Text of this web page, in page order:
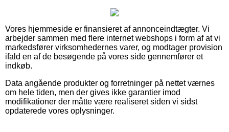
Vores hjemmeside er finansieret af annonceindtægter. Vi
arbejder sammen med flere internet webshops i form af at vi
markedsfører virksomhedernes varer, og modtager provision
ifald en af de besøgende på vores side gennemfører et
indkøb.
Data angående produkter og forretninger på nettet værnes
om hele tiden, men der gives ikke garantier imod
modifikationer der måtte være realiseret siden vi sidst
opdaterede vores oplysninger.